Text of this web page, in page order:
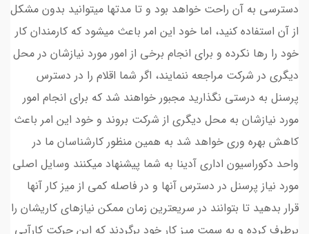
دسترسی به آن راحت خواهد بود و تا مدتها میتوانید بدون مشکل
از آن استفاده کنید، اما خود این امر باعث میشود که کارمندان کار
خود را رها نکرده و برای انجام برخی از امور مورد نیازشان در محل
دیگری در شرکت مراجعه ننمایند، اگر شما اقلام را در دسترس
پرسنل به درستی نگذارید مجبور خواهند شد که برای انجام امور
مورد نیازشان به محل دیگری از شرکت بروند و خود این امر باعث
کاهش بهره وری خواهد شد به همین منظور کارشناسان ما در
واحد دکوراسیون اداری آدینا به شما پیشنهاد میکنند وسایل اصلی
مورد نیاز پرسنل در دسترس آنها و در فاصله کمی از میز کار آنها
قرار بدهید تا بتوانند در سریعترین زمان ممکن نیازهای کاریشان را
برطرف کرده و به سمت میز کار خود برگردند که این حرکت کارآیی